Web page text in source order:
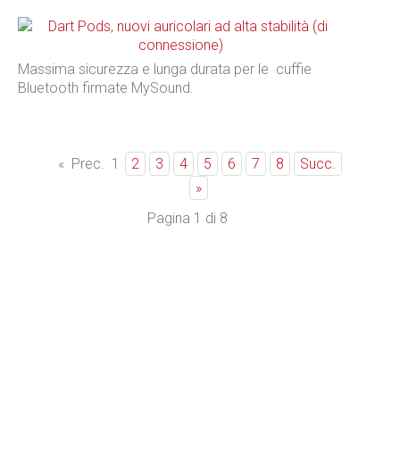
Massima sicurezza e lunga durata per le cuffie
Bluetooth firmate MySound.
« Prec. 1 2 3 4 5 6 7 8
Succ.
»
Pagina 1 di 8